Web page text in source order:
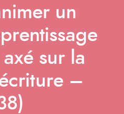
un
sur la
–